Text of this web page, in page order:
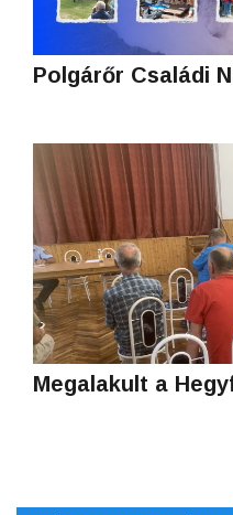
Polgárőr Családi
Megalakult a